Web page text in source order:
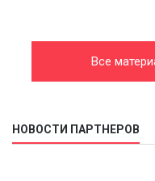
Все
НОВОСТИ ПАРТНЕРОВ